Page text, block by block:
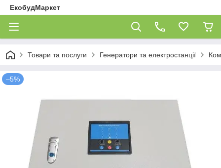
ЕкобудМаркет
Товари та послуги Генератори та електростанції
–5%